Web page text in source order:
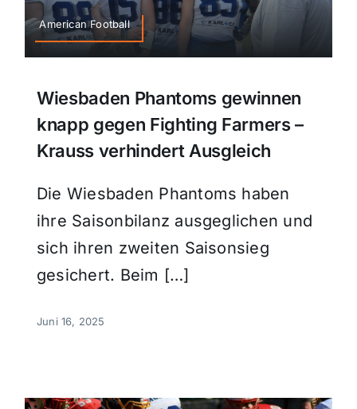
American Football
Wiesbaden Phantoms gewinnen
knapp gegen Fighting Farmers –
Krauss verhindert Ausgleich
Die Wiesbaden Phantoms haben
ihre Saisonbilanz ausgeglichen und
sich ihren zweiten Saisonsieg
gesichert. Beim […]
Juni 16, 2025